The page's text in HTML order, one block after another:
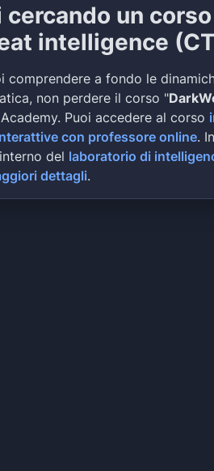
cercando un
intelligence
comprendere a fondo le
non perdere il corso "
Puoi accedere al corso
con professore online.
del laboratorio di
dettagli.